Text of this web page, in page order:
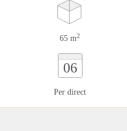
65 m2
06
Per direct